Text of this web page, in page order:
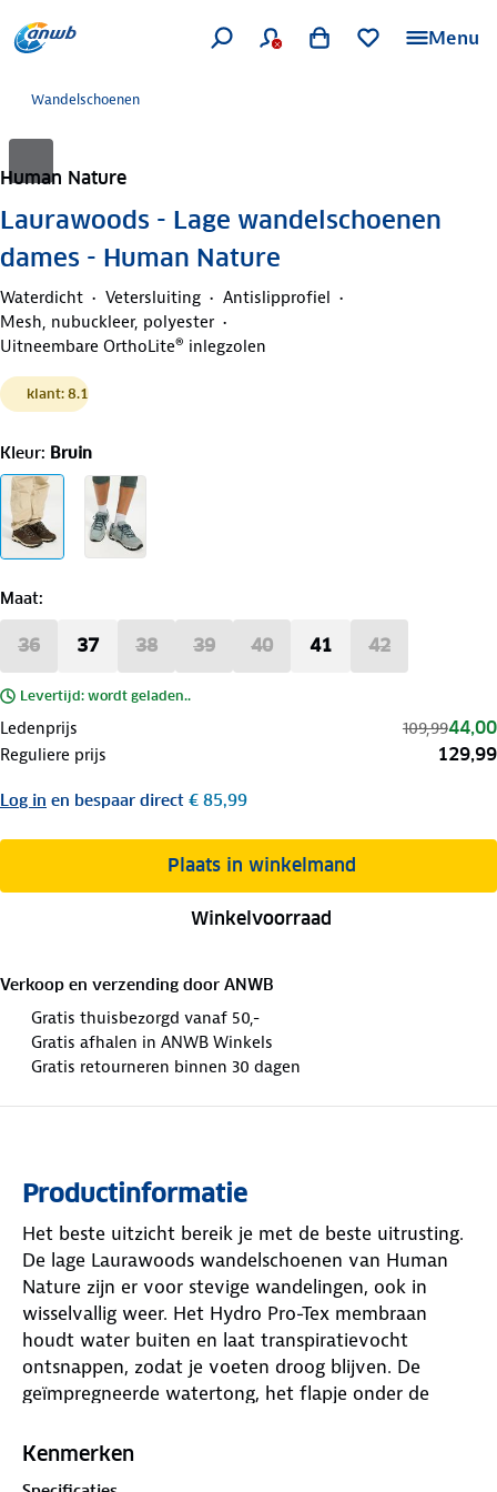
Menu
Wandelschoenen
Human Nature
Laurawoods - Lage wandelschoenen
dames - Human Nature
Waterdicht Vetersluiting
Antislipprofiel
Mesh, nubuckleer, polyester
Uitneembare OrthoLite® inlegzolen
klant: 8.1
Kleur: Bruin
Maat:
36 37 38 39 40 41 42
Levertijd: wordt geladen..
Ledenprijs 109,9944,00
Reguliere prijs 129,99
Log in en bespaar direct € 85,99
Plaats in winkelmand
Winkelvoorraad
Verkoop en verzending door ANWB
Gratis thuisbezorgd vanaf 50,-
Gratis afhalen in ANWB Winkels
Gratis retourneren binnen 30 dagen
Productinformatie
Het beste uitzicht bereik je met de beste uitrusting.
De lage Laurawoods wandelschoenen van Human
Nature zijn er voor stevige wandelingen, ook in
wisselvallig weer. Het Hydro Pro-Tex membraan
houdt water buiten en laat transpiratievocht
ontsnappen, zodat je voeten droog blijven. De
geïmpregneerde watertong, het flapje onder de
Bij langdurig lopen door nat gras of zware regen
Kenmerken